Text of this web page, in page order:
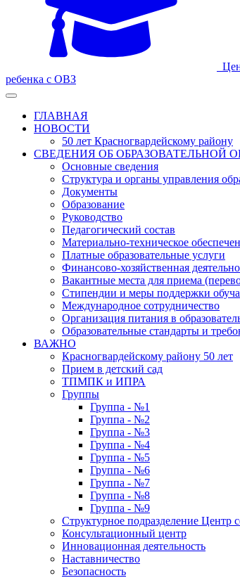
ребенка с ОВЗ
ГЛАВНАЯ
НОВОСТИ
50 лет Красногвардейскому району
СВЕДЕНИЯ ОБ ОБРАЗОВАТЕЛЬНОЙ
Основные сведения
Структура и органы управления
Документы
Образование
Руководство
Педагогический состав
Материально-техническое
Платные образовательные услуги
Финансово-хозяйственная
Вакантные места для приема
Стипендии и меры поддержки
Международное сотрудничество
Организация питания в
Образовательные стандарты и
ВАЖНО
Красногвардейскому району 50 лет
Прием в детский сад
ТПМПК и ИПРА
Группы
Группа - №1
Группа - №2
Группа - №3
Группа - №4
Группа - №5
Группа - №6
Группа - №7
Группа - №8
Группа - №9
Структурное подразделение Центр
Консультационный центр
Инновационная деятельность
Наставничество
Безопасность